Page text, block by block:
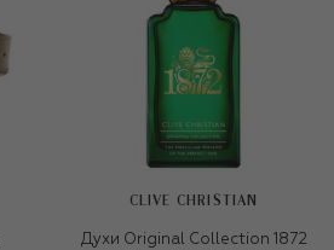
CLIVE CHRISTIAN
Духи Original Collection 1872